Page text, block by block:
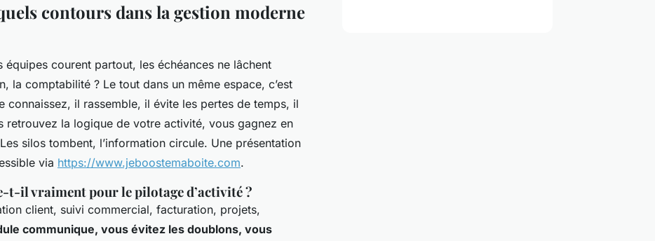
contours dans la gestion moderne
équipes courent partout, les échéances ne lâchent
la comptabilité ? Le tout dans un même espace, c’est
connaissez, il rassemble, il évite les pertes de temps, il
retrouvez la logique de votre activité, vous gagnez en
silos tombent, l’information circule. Une présentation
via https://www.jeboostemaboite.com.
t-il vraiment pour le pilotage d’activité ?
client, suivi commercial, facturation, projets,
communique, vous évitez les doublons, vous